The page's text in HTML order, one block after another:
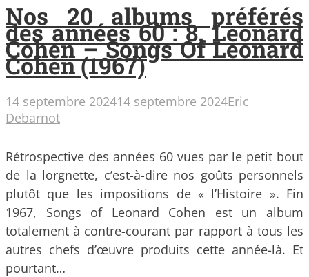
Nos 20 albums préférés
des années 60 : 8. Leonard
Cohen – Songs Of Leonard
Cohen (1967)
14 septembre 202414 septembre 2024Eric
Debarnot
Rétrospective des années 60 vues par le petit bout
de la lorgnette, c’est-à-dire nos goûts personnels
plutôt que les impositions de « l’Histoire ». Fin
1967, Songs of Leonard Cohen est un album
totalement à contre-courant par rapport à tous les
autres chefs d’œuvre produits cette année-là. Et
pourtant…